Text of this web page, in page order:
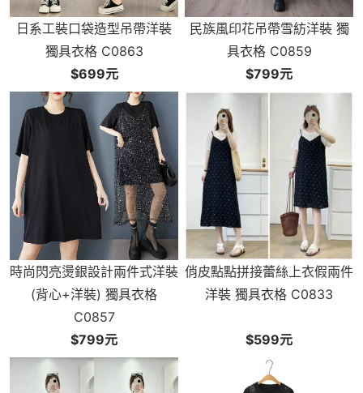
日系工裝口袋造型吊帶洋裝
獨具衣格 C0863
$699元
民族風印花吊帶雪紡洋裝 獨
具衣格 C0859
$799元
時尚閃亮燙銀設計兩件式洋裝
(背心+洋裝) 獨具衣格
C0857
$799元
俏皮點點拼接蕾絲上衣假兩件
洋裝 獨具衣格 C0833
$599元